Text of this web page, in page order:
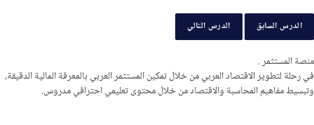
الدرس السابق الدرس التالي
منصة المستثمر.
في رحلة لتطوير الاقتصاد العربي من خلال تمكين المستثمر العربي بالمعرفة المالية الدقيقة،
وتبسيط مفاهيم المحاسبة والاقتصاد من خلال محتوى تعليمي احترافي مدروس.